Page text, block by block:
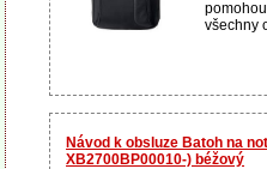
všechny
Návod k obsluze Batoh na
XB2700BP00010-) béžový